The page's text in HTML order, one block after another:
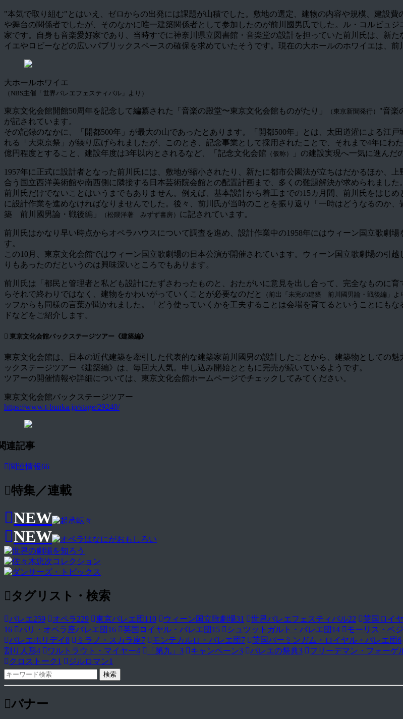
"本気で取り組む"とはいえ、ゼロからの出発には課題が山積でした。敷地の選定、建物の内容や規模、建設
や舞台の関係者でしたが、そのなかに唯一建築関係者として参加したのが前川國男氏でした。ル・コルビュ
家です。自身も音楽愛好家であり、当時すでに神奈川県立図書館・音楽堂の設計を担っていた前川氏は、新
イエやロビーなどの広いパブリックスペースの確保を求めていたそうです。現在の大ホールのホワイエは、前
大ホールホワイエ
（NBS主催「世界バレエフェスティバル」より）
東京文化会館開館50周年を記念して編纂された「音楽の殿堂〜東京文化会館ものがたり」 （東京新聞発行） "音楽
が記されています。
その記録のなかに、「開都500年」が最大の山であったとあります。「開都500年」とは、太田道灌による江
れる「大東京祭」が繰り広げられましたが、このとき、記念事業として採用されたことで、それまで4年に
億円程度とすること、建設年度は3年以内とされるなど、「記念文化会館 （仮称） 」の建設実現へ一気に進んだ
1957年に正式に設計者となった前川氏には、敷地が縮小されたり、新たに都市公園法が立ちはだかるほか、
合う国立西洋美術館や南西側に隣接する日本芸術院会館との配置計画まで、多くの難題解決が求められまし
前川氏だけでないことはいうまでもありません。例えば、基本設計から着工までの15カ月間、前川氏をはじ
に設計作業を進めなければなりませんでした。後々、前川氏が当時のことを振り返り「一時はどうなるのか
築 前川國男論・戦後編」
（松隈洋著 みずず書房） に記されています。
前川氏はかなり早い時点からオペラハウスについて調査を進め、設計作業中の1958年にはウィーン国立歌劇
す。
この10月、東京文化会館ではウィーン国立歌劇場の日本公演が開催されています。ウィーン国立歌劇場の引
りもあったのだというのは興味深いところでもあります。
前川氏は「都民と管理者と私ども設計にたずさわったものと、おたがいに意見を出し合って、完全なものに
らそれで終わりではなく、建物をかわいがっていくことが必要なのだと
（前出「未完の建築 前川國男論・戦後編」よ
ッフからも同様の言葉が聞かれました。「どう使っていくかを工夫することは会場を育てるということにも
ドなどをご紹介します。
東京文化会館バックステージツアー《建築編》
東京文化会館は、日本の近代建築を牽引した代表的な建築家前川國男の設計したことから、建築物としての
ックステージツアー《建築編》は、毎回大人気。申し込み開始とともに完売が続いているようです。
ツアーの開催情報や詳細については、東京文化会館ホームページでチェックしてみてください。
東京文化会館バックステージツアー
https://www.t-bunka.jp/stage/29240/
連記事
関連情報66
特集／連載
NEW
NEW
タグリスト・検索
バレエ259 オペラ229 東京バレエ団 110 ウィーン国立歌劇場31 世界バレエフェスティバル22 英国ロイ
16
パリ・オペラ座バレエ団 16 英国ロイヤル・バレエ団 15 シュツットガルト・バレエ団 14 モーリス・ベ
バレエホリデイ8 ミラノ・スカラ座7 モンテカルロ・バレエ団 7 英国バーミンガム・ロイヤル・バレエ団6
割り人形4 ワルトラウト・マイヤー4 「第九」 3 キャンペーン3 バレエの祭典3 フリーデマン・フォーゲ
クロストーク 1 ジルロマン1
バナー